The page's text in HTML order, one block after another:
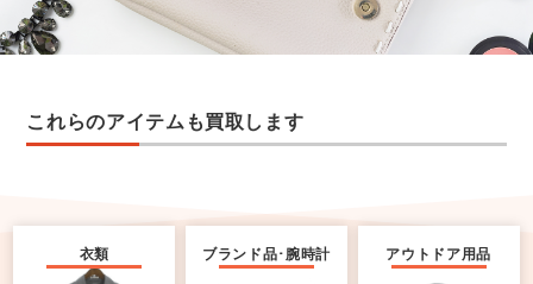
これらのアイテムも買取します
衣類 ブランド品･腕時計 アウトドア用品